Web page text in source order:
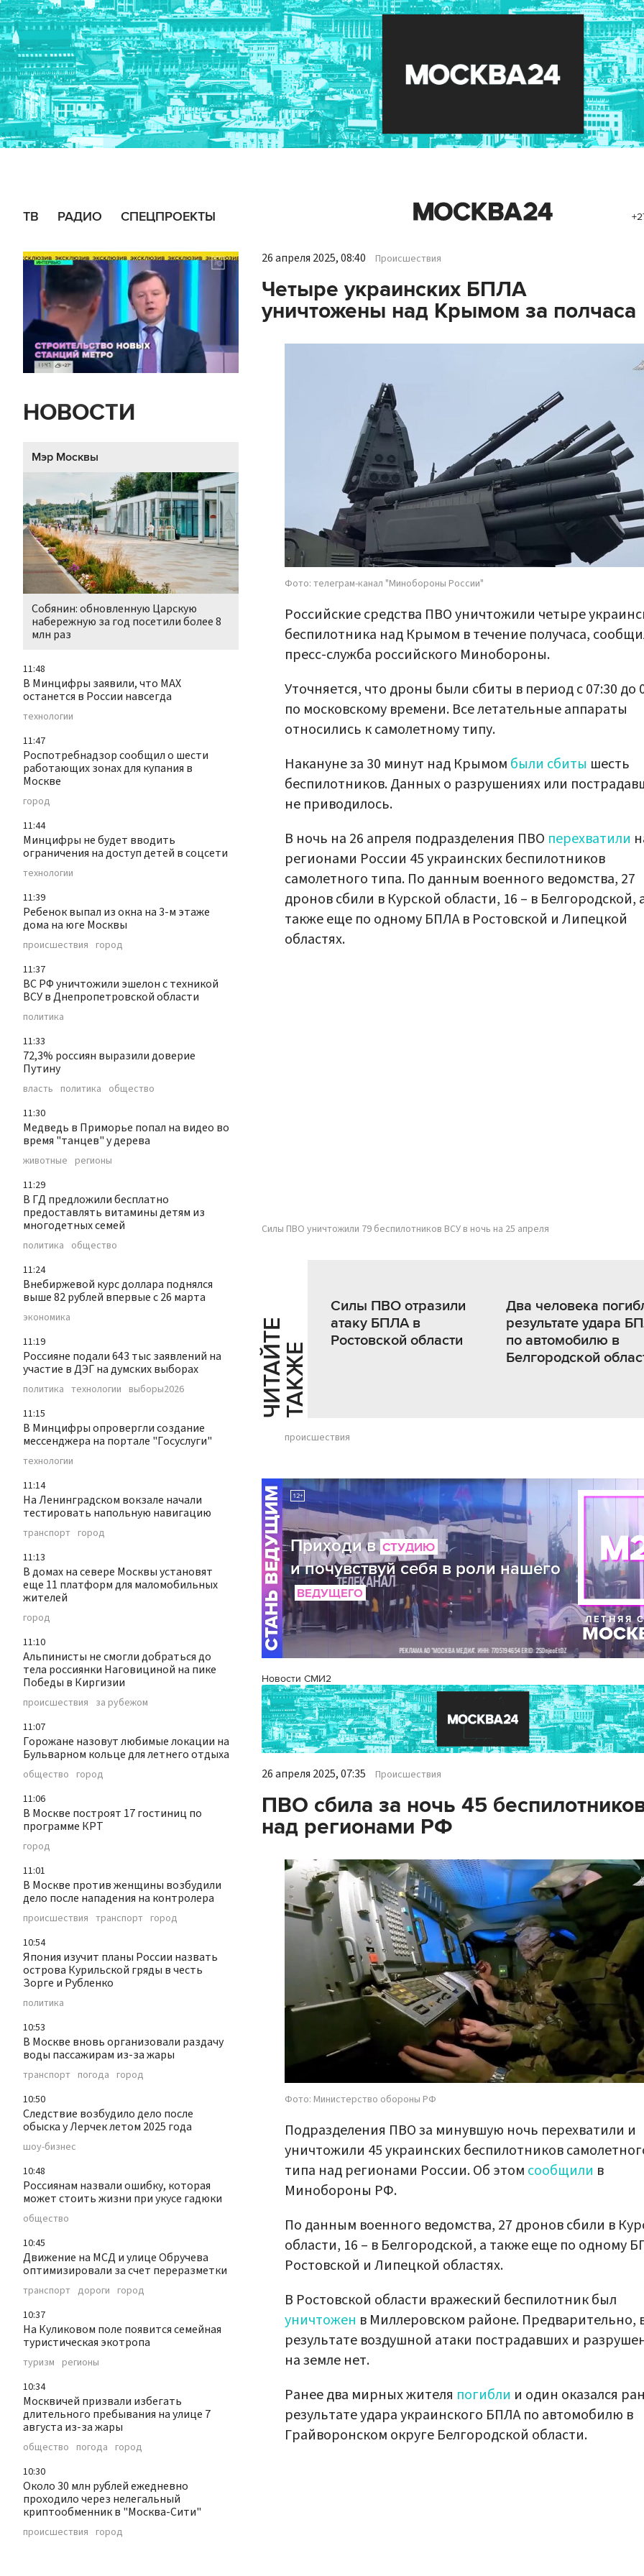
ТВ РАДИО СПЕЦПРОЕКТЫ
НОВОСТИ
Мэр Москвы
Собянин: обновленную Царскую
набережную за год посетили более 8
млн раз
11:48
В Минцифры заявили, что МАХ
останется в России навсегда
технологии
11:47
Роспотребнадзор сообщил о шести
работающих зонах для купания в
Москве
город
11:44
Минцифры не будет вводить
ограничения на доступ детей в соцсети
технологии
11:39
Ребенок выпал из окна на 3-м этаже
дома на юге Москвы
происшествия город
11:37
ВС РФ уничтожили эшелон с техникой
ВСУ в Днепропетровской области
политика
11:33
72,3% россиян выразили доверие
Путину
власть политика общество
11:30
Медведь в Приморье попал на видео во
время "танцев" у дерева
животные регионы
11:29
В ГД предложили бесплатно
предоставлять витамины детям из
многодетных семей
политика общество
11:24
Внебиржевой курс доллара поднялся
выше 82 рублей впервые с 26 марта
экономика
11:19
Россияне подали 643 тыс заявлений на
участие в ДЭГ на думских выборах
политика технологии выборы2026
11:15
В Минцифры опровергли создание
мессенджера на портале "Госуслуги"
технологии
11:14
На Ленинградском вокзале начали
тестировать напольную навигацию
транспорт город
11:13
В домах на севере Москвы установят
еще 11 платформ для маломобильных
жителей
город
11:10
Альпинисты не смогли добраться до
тела россиянки Наговициной на пике
Победы в Киргизии
происшествия за рубежом
11:07
Горожане назовут любимые локации на
Бульварном кольце для летнего отдыха
общество город
11:06
В Москве построят 17 гостиниц по
программе КРТ
город
11:01
В Москве против женщины возбудили
дело после нападения на контролера
происшествия транспорт город
10:54
Япония изучит планы России назвать
острова Курильской гряды в честь
Зорге и Рубленко
политика
10:53
В Москве вновь организовали раздачу
воды пассажирам из-за жары
транспорт погода город
10:50
Следствие возбудило дело после
обыска у Лерчек летом 2025 года
шоу-бизнес
10:48
Россиянам назвали ошибку, которая
может стоить жизни при укусе гадюки
общество
10:45
Движение на МСД и улице Обручева
оптимизировали за счет переразметки
транспорт дороги город
10:37
На Куликовом поле появится семейная
туристическая экотропа
туризм регионы
10:34
Москвичей призвали избегать
длительного пребывания на улице 7
августа из-за жары
общество погода город
10:30
Около 30 млн рублей ежедневно
проходило через нелегальный
криптообменник в "Москва-Сити"
происшествия город
26 апреля 2025, 08:40 Происшествия
Четыре украинских БПЛА
уничтожены над Крымом за полчаса
Фото: телеграм-канал "Минобороны России"
Российские средства ПВО уничтожили четыре
беспилотника над Крымом в течение получаса,
пресс-служба российского Минобороны.
Уточняется, что дроны были сбиты в период с 07:30 до
по московскому времени. Все летательные аппараты
относились к самолетному типу.
Накануне за 30 минут над Крымом были сбиты шесть
беспилотников. Данных о разрушениях или
не приводилось.
В ночь на 26 апреля подразделения ПВО перехватили
регионами России 45 украинских беспилотников
самолетного типа. По данным военного ведомства, 27
дронов сбили в Курской области, 16 – в Белгородской,
также еще по одному БПЛА в Ростовской и Липецкой
областях.
Силы ПВО уничтожили 79 беспилотников ВСУ в ночь на 25 апреля
Ч
И
Т
АЙ
Т
Е
Т
А
К
ЖЕ
Силы ПВО отразили
атаку БПЛА в
Ростовской области
Два человека
результате удара
по автомобилю в
Белгородской
происшествия
Новости СМИ2
26 апреля 2025, 07:35 Происшествия
ПВО сбила за ночь 45
над регионами РФ
Фото: Министерство обороны РФ
Подразделения ПВО за минувшую ночь перехватили и
уничтожили 45 украинских беспилотников
типа над регионами России. Об этом сообщили в
Минобороны РФ.
По данным военного ведомства, 27 дронов сбили в
области, 16 – в Белгородской, а также еще по одному
Ростовской и Липецкой областях.
В Ростовской области вражеский беспилотник был
уничтожен в Миллеровском районе. Предварительно,
результате воздушной атаки пострадавших и
на земле нет.
Ранее два мирных жителя погибли и один оказался
результате удара украинского БПЛА по автомобилю в
Грайворонском округе Белгородской области.